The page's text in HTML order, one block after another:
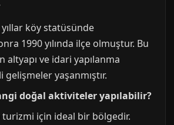
köy statüsünde
1990 yılında ilçe olmuştur. Bu
ve idari yapılanma
gelişmeler yaşanmıştır.
doğal aktiviteler yapılabilir?
turizmi için ideal bir bölgedir.